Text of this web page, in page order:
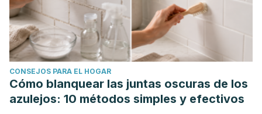
concentrations on salivary flora.
https://www.researchsquare.com/article/rs-4388413/latest
Naibaho, E. N., Dharmajaya, R., & Harahap, I. A. (2020).
Effectiveness of Oral Care Using Normal Saline and Baking
Soda Towards Pain and Comfort in Mucositis Patients
Undergoing Chemotherapy.
Indian Journal of Public Health
Research & Development
(10), 222-228.
CONSEJOS PARA EL HOGAR
Cómo blanquear las juntas oscuras de los
azulejos: 10 métodos simples y efectivos